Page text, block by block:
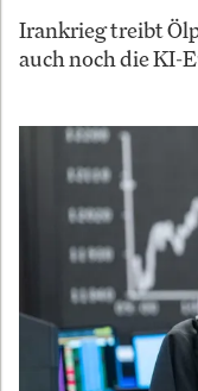
Irankrieg treibt
auch noch die KI-